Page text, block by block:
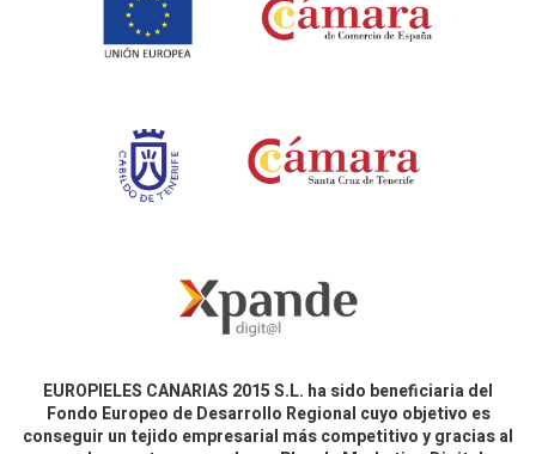
EUROPIELES CANARIAS 2015 S.L. ha sido beneficiaria del
Fondo Europeo de Desarrollo Regional cuyo objetivo es
conseguir un tejido empresarial más competitivo y gracias al